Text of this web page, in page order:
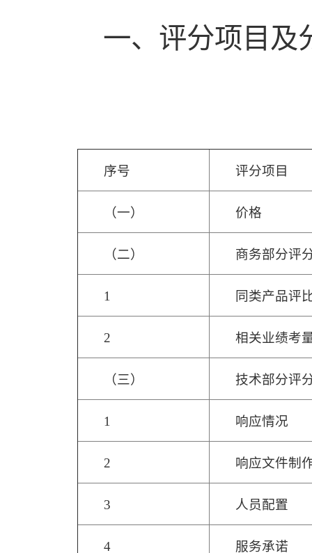
一、评分项目及
序号 评分项目
（一） 价格
（二） 商务部分评
1 同类产品评
2 相关业绩考
（三） 技术部分评
1 响应情况
2 响应文件制
3 人员配置
4 服务承诺